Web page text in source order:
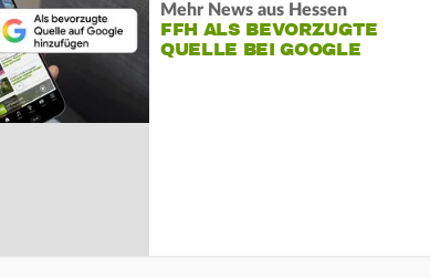
Mehr News aus Hessen
FFH ALS BEVORZUGTE
QUELLE BEI GOOGLE